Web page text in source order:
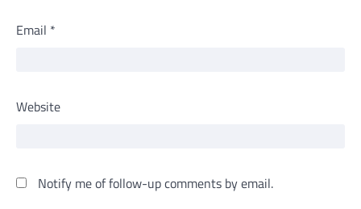
Email *
Website
Notify me of follow-up comments by email.